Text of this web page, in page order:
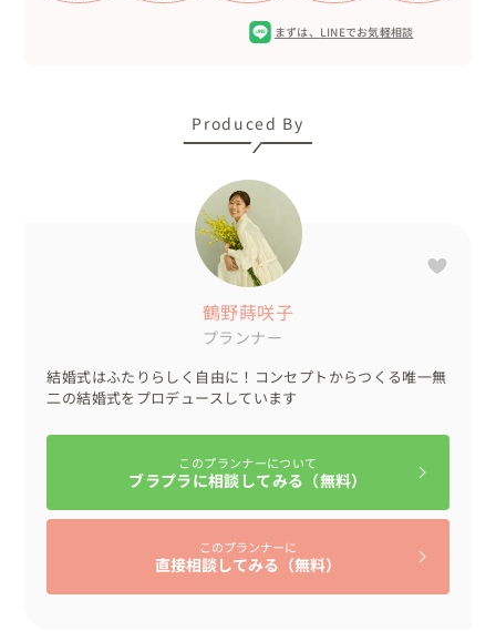
まずは、 LINEでお気軽相談
Produced By
鶴野蒔咲子
プランナー
結婚式はふたりらしく自由に！コンセプトからつくる唯一無
二の結婚式をプロデュースしています
このプランナーについて
ブラプラに相談してみる（無料）
このプランナーに
直接相談してみる（無料）